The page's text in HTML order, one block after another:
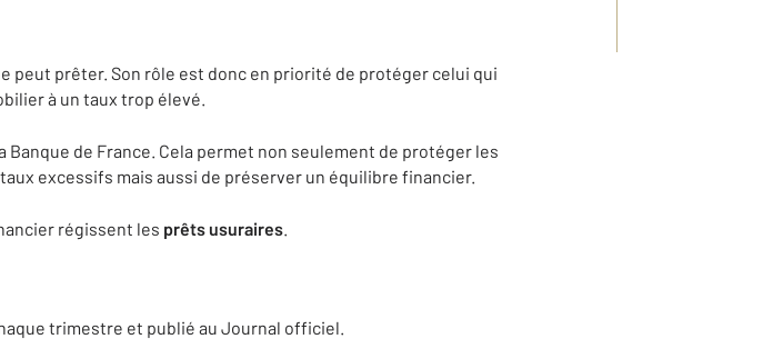
peut prêter. Son rôle est donc en priorité de protéger celui qui
à un taux trop élevé.
Banque de France. Cela permet non seulement de protéger les
excessifs mais aussi de préserver un équilibre financier.
régissent les prêts usuraires.
trimestre et publié au Journal officiel.